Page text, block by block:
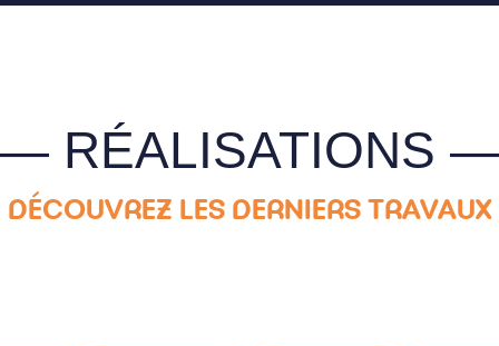
RÉALISATIONS
DÉCOUVREZ LES DERNIERS TRAVAUX